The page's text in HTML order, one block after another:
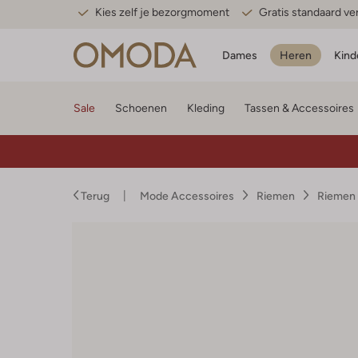
Kies zelf je bezorgmoment Gratis standaard
Dames Heren
Sale Schoenen Kleding Tassen & Accessoires
Terug Mode Accessoires Riemen